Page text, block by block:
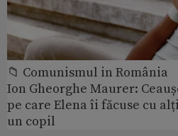
📁 Comunismul in România
Ion Gheorghe Maurer:
pe care Elena îi făcuse cu
un copil